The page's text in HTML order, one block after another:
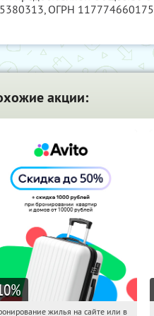
, ОГРН
акции:
%
жилья на сайте или в